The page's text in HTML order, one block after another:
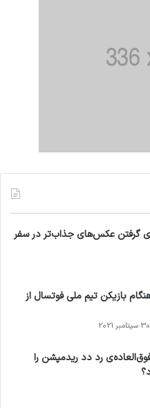
بازیکن تیم ملی فوتسال از
30 سپتامبر 2021
رد دد ریدمپشن را